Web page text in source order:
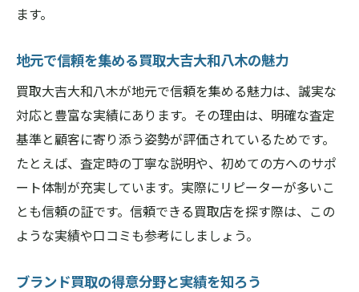
ます。
地元で信頼を集める買取大吉大和八木の魅力
買取大吉大和八木が地元で信頼を集める魅力は、誠実な
対応と豊富な実績にあります。その理由は、明確な査定
基準と顧客に寄り添う姿勢が評価されているためです。
たとえば、査定時の丁寧な説明や、初めての方へのサポ
ート体制が充実しています。実際にリピーターが多いこ
とも信頼の証です。信頼できる買取店を探す際は、この
ような実績や口コミも参考にしましょう。
ブランド買取の得意分野と実績を知ろう